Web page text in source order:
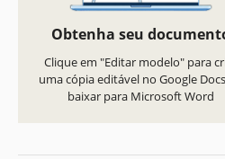
Obtenha seu
Clique em "Editar modelo" para
uma cópia editável no Google
baixar para Microsoft Word